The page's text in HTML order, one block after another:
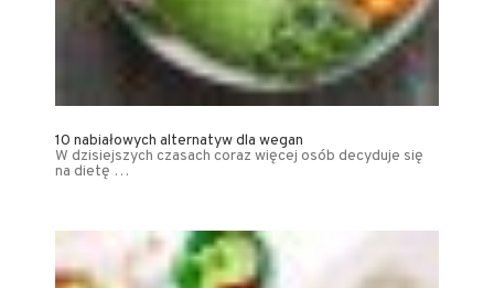
10 nabiałowych alternatyw dla wegan
W dzisiejszych czasach coraz więcej osób decyduje się
na dietę …